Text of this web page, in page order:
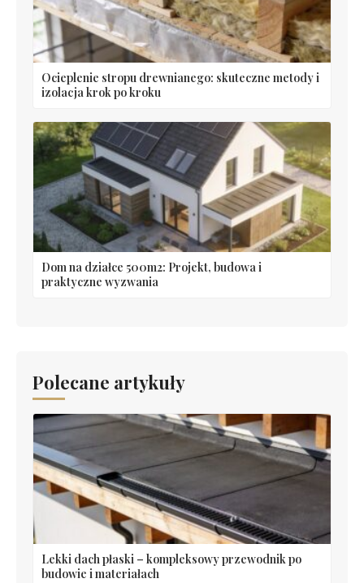
Ocieplenie stropu drewnianego: skuteczne metody i
izolacja krok po kroku
Dom na działce 500m2: Projekt, budowa i
praktyczne wyzwania
Polecane artykuły
Lekki dach płaski – kompleksowy przewodnik po
budowie i materiałach